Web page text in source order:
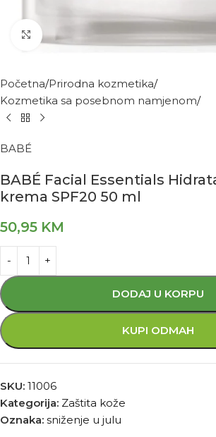
Kliknite za povećanje
Početna Prirodna kozmetika
Kozmetika sa posebnom namjenom
BABÉ
BABÉ Facial Essentials
krema SPF20 50 ml
50,95 KM
DODAJ U KORPU
KUPI ODMAH
SKU: 11006
Kategorija: Zaštita kože
Oznaka: sniženje u julu